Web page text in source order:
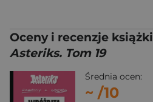
Oceny i recenzje książki
Asteriks. Tom 19
Średnia ocen:
~ /10